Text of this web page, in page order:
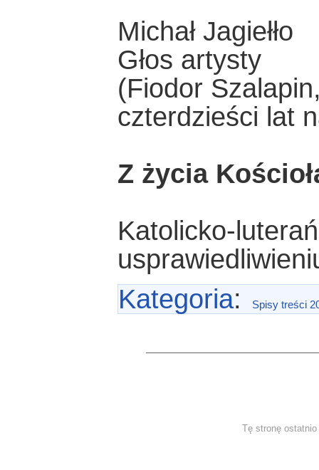
Michał Jagiełło
Głos artysty
(Fiodor
czterdzieści lat
Z życia
Katolicko-
Kategoria: Spisy treści
Tę stronę